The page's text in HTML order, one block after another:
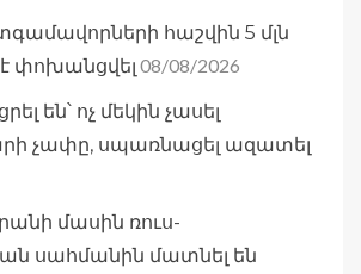
հաշվին 5 մլն
փոխանցվել 08/08/2026
են՝ ոչ մեկին չասել
չափը, սպառնացել ազատել
մասին ռուս-
սահմանին մատնել են